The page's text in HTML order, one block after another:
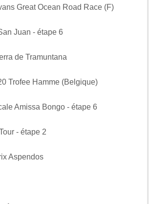
Great Ocean Road Race (F)
Juan - étape 6
de Tramuntana
Trofee Hamme (Belgique)
Amissa Bongo - étape 6
- étape 2
Aspendos